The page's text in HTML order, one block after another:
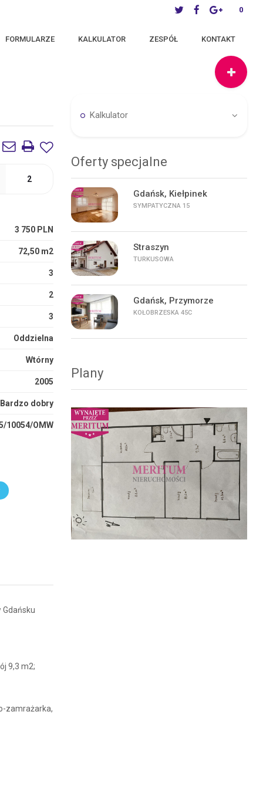
0
FORMULARZE KALKULATOR ZESPÓŁ KONTAKT
2
3 750 PLN
72,50 m2
3
2
3
Oddzielna
Wtórny
2005
Bardzo dobry
10054/OMW
9,3 m2;
zamrażarka,
Kalkulator
Oferty specjalne
Gdańsk, Kiełpinek
SYMPATYCZNA 15
Straszyn
TURKUSOWA
Gdańsk, Przymorze
KOŁOBRZESKA 45C
Plany